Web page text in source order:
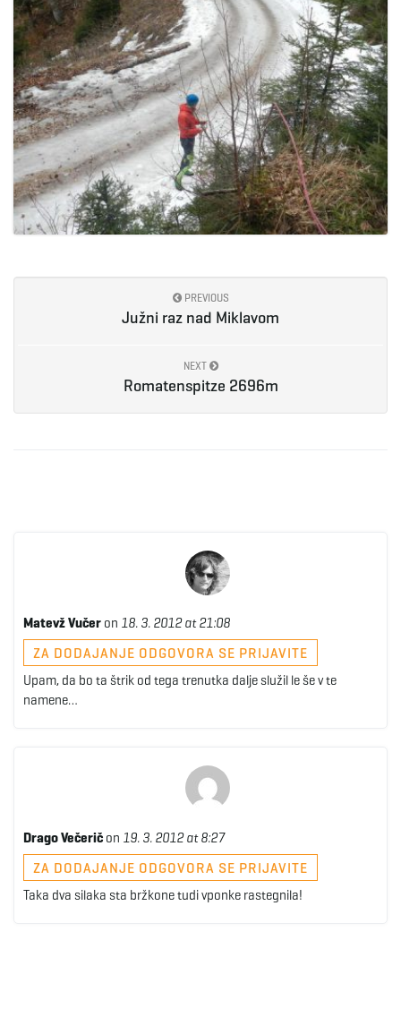
PREVIOUS
Južni raz nad Miklavom
NEXT
Romatenspitze 2696m
Matevž Vučer on 18. 3. 2012 at 21:08
ZA DODAJANJE ODGOVORA SE PRIJAVITE
Upam, da bo ta štrik od tega trenutka dalje služil le še v te
namene…
Drago Večerič on 19. 3. 2012 at 8:27
ZA DODAJANJE ODGOVORA SE PRIJAVITE
Taka dva silaka sta bržkone tudi vponke rastegnila!